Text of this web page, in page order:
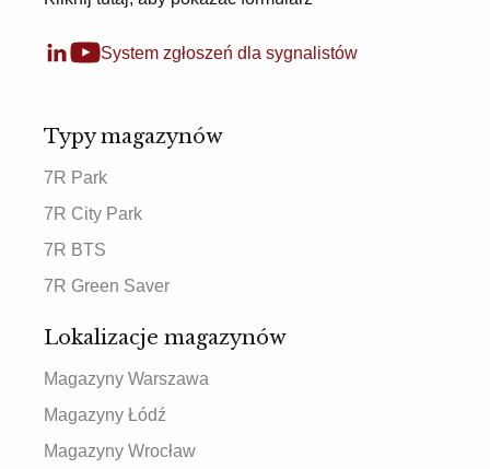
System zgłoszeń dla sygnalistów
Typy magazynów
7R Park
7R City Park
7R BTS
7R Green Saver
Lokalizacje magazynów
Magazyny Warszawa
Magazyny Łódź
Magazyny Wrocław